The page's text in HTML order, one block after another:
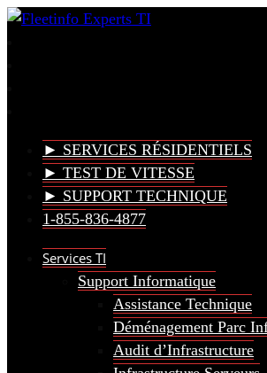
► SERVICES RÉSIDENTIELS
► TEST DE VITESSE
► SUPPORT TECHNIQUE
1-855-836-4877
Services TI
Support Informatique
Assistance Technique
Déménagement Parc
Audit d’Infrastructure